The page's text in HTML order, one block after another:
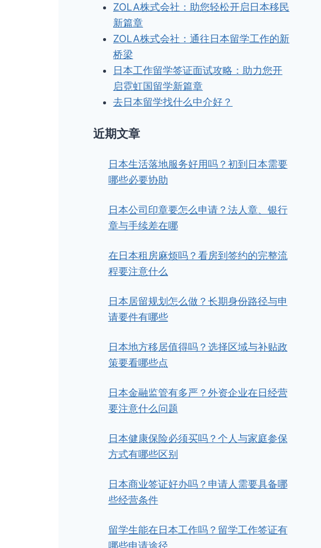
ZOLA株式会社：助您轻松开启日本移民
新篇章
ZOLA株式会社：通往日本留学工作的新
桥梁
日本工作留学签证面试攻略：助力您开
启霓虹国留学新篇章
去日本留学找什么中介好？
近期文章
日本生活落地服务好用吗？初到日本需要
哪些必要协助
日本公司印章要怎么申请？法人章、银行
章与手续差在哪
在日本租房麻烦吗？看房到签约的完整流
程要注意什么
日本居留规划怎么做？长期身份路径与申
请要件有哪些
日本地方移居值得吗？选择区域与补贴政
策要看哪些点
日本金融监管有多严？外资企业在日经营
要注意什么问题
日本健康保险必须买吗？个人与家庭参保
方式有哪些区别
日本商业签证好办吗？申请人需要具备哪
些经营条件
留学生能在日本工作吗？留学工作签证有
哪些申请途径